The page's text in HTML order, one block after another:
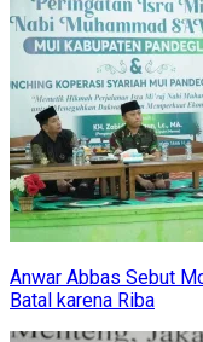
Anwar Abbas Sebut
Batal karena Riba